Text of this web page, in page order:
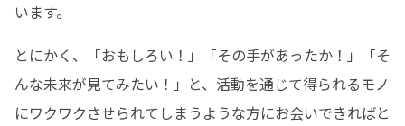
います。
とにかく、「おもしろい！」「その手があったか！」「そ
んな未来が見てみたい！」と、活動を通じて得られるモノ
にワクワクさせられてしまうような方にお会いできればと